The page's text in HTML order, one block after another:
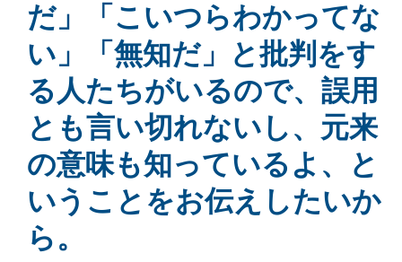
だ」「こいつらわかってな
い」「無知だ」と批判をす
る人たちがいるので、誤用
とも言い切れないし、元来
の意味も知っているよ、と
いうことをお伝えしたいか
ら。